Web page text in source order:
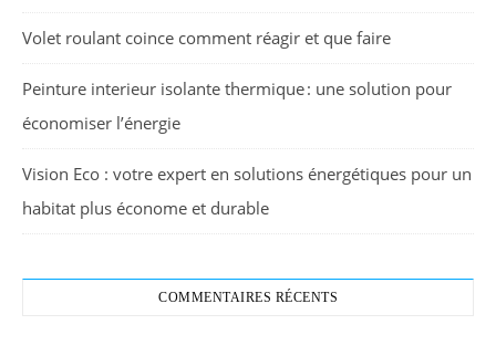
Volet roulant coince comment réagir et que faire
Peinture interieur isolante thermique : une solution pour
économiser l’énergie
Vision Eco : votre expert en solutions énergétiques pour un
habitat plus économe et durable
COMMENTAIRES RÉCENTS